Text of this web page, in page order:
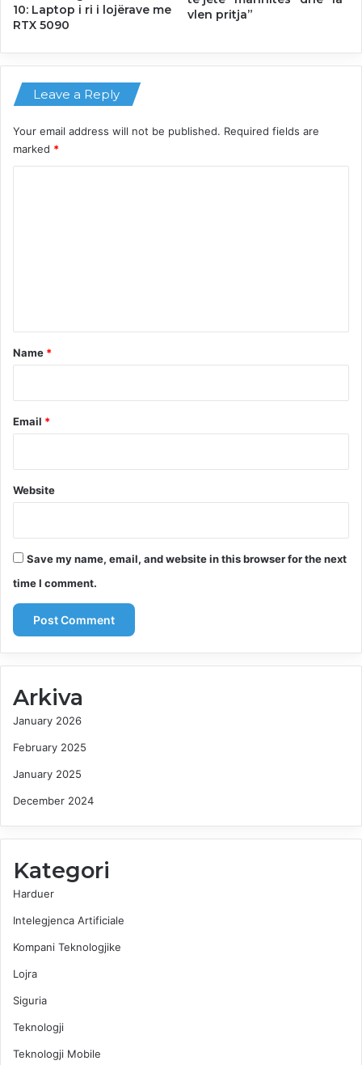
10: Laptop i ri i lojërave me
RTX 5090
vlen pritja”
Leave a Reply
Your email address will not be published. Required fields are
marked *
*
Name *
Email *
Website
Save my name, email, and website in this browser for the next
time I comment.
Arkiva
January 2026
February 2025
January 2025
December 2024
Kategori
Harduer
Intelegjenca Artificiale
Kompani Teknologjike
Lojra
Siguria
Teknologji
Teknologji Mobile